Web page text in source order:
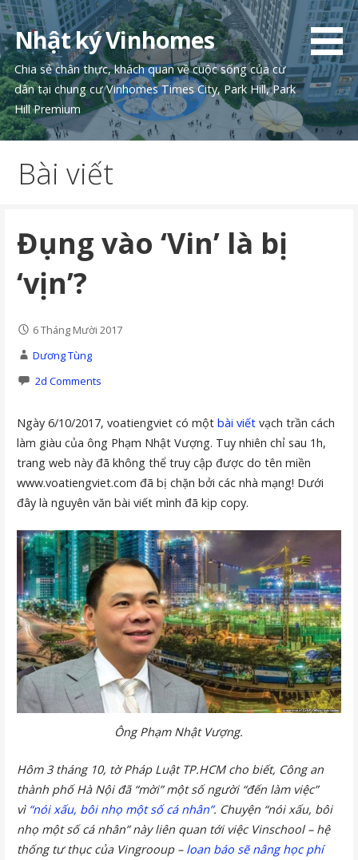
Chuyển
tới
phần
nội
dung
Nhật ký Vinhomes
Chia sẻ chân thực, khách quan về cuộc sống của cư
dân tại chung cư Vinhomes Times City, Park Hill, Park
Hill Premium
Bài viết
Đụng vào ‘Vin’ là bị
‘vịn’?
6 Tháng Mười 2017
Dương Tùng
2d Comments
Ngày 6/10/2017, voatiengviet có một bài viếtvạch trần cách
làm giàu của ông Phạm Nhật Vượng. Tuy nhiên chỉ sau 1h,
trang web này đã không thể truy cập được do tên miền
www.voatiengviet.com đã bị chặn bởi các nhà mạng! Dưới
đây là nguyên văn bài viết mình đã kịp copy.
Ông Phạm Nhật Vượng.
Hôm 3 tháng 10, tờ Pháp Luật TP.HCM cho biết, Công an
thành phố Hà Nội đã “mời” một số người “đến làm việc”
vì“nói xấu, bôi nhọ một số cá nhân”. Chuyện “nói xấu, bôi
nhọ một số cá nhân” này liên quan tới việc Vinschool – hệ
thống tư thục của Vingrooup – loan báo sẽ nâng học phí